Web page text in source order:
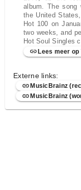
album. The
the United
Hot 100 on
two weeks, and
Hot Soul Singles
Lees meer op
Externe links:
MusicBrainz
MusicBrainz